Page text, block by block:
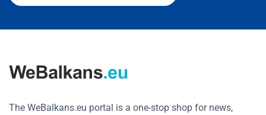
The WeBalkans.eu portal is a one-stop shop for news,